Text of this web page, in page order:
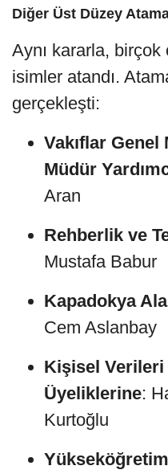
Diğer Üst Düzey
Aynı kararla,
isimler atandı.
gerçekleşti:
Vakıflar
Müdür
Aran
Rehberlik ve
Mustafa Babur
Kapadokya
Cem Aslanbay
Kişisel
Üyeliklerine:
Kurtoğlu